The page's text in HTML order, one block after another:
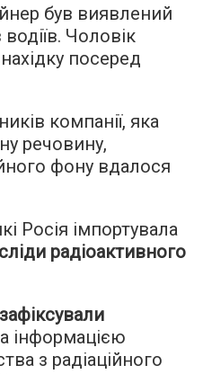
був виявлений
Чоловік
посеред
компанії, яка
речовину,
фону вдалося
Росія імпортувала
сліди радіоактивного
інформацією
з радіаційного